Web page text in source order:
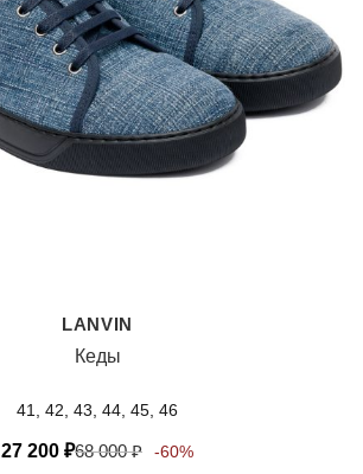
LANVIN
Кеды
41, 42, 43, 44, 45, 46
27 200 ₽68 000₽ -60%